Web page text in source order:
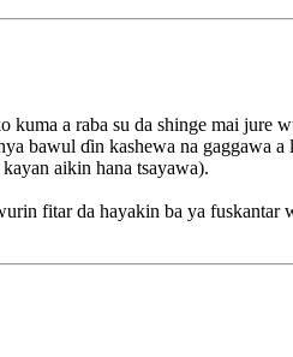
kuma a raba su da shinge mai jure
bawul ɗin kashewa na gaggawa a
aikin hana tsayawa).
fitar da hayakin ba ya fuskantar